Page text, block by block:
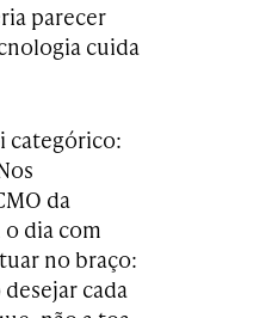
parecer
cuida
categórico:
da
dia com
no braço:
cada